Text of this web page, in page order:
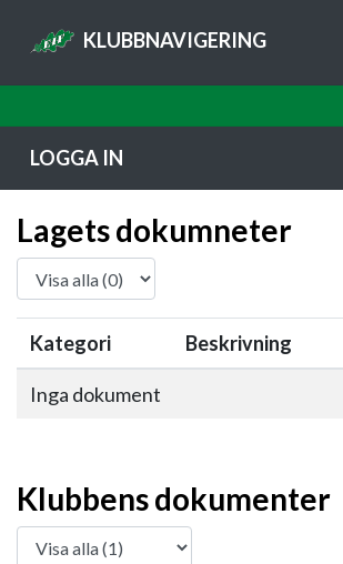
KLUBBNAVIGERING
LOGGA IN
Lagets dokumneter
Kategori Beskrivning
Inga dokument
Klubbens dokumenter